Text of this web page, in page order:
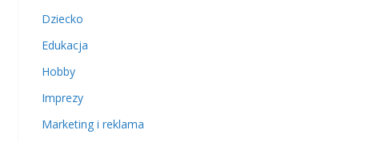
Dziecko
Edukacja
Hobby
Imprezy
Marketing i reklama